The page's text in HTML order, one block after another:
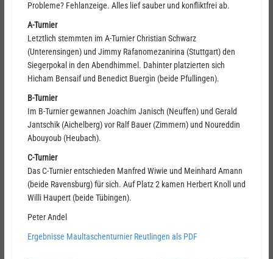
Probleme? Fehlanzeige. Alles lief sauber und konfliktfrei ab.
A-Turnier
Letztlich stemmten im A-Turnier Christian Schwarz
(Unterensingen) und Jimmy Rafanomezanirina (Stuttgart) den
Siegerpokal in den Abendhimmel. Dahinter platzierten sich
Hicham Bensaif und Benedict Buergin (beide Pfullingen).
B-Turnier
Im B-Turnier gewannen Joachim Janisch (Neuffen) und Gerald
Jantschik (Aichelberg) vor Ralf Bauer (Zimmern) und Noureddin
Abouyoub (Heubach).
C-Turnier
Das C-Turnier entschieden Manfred Wiwie und Meinhard Amann
(beide Ravensburg) für sich. Auf Platz 2 kamen Herbert Knoll und
Willi Haupert (beide Tübingen).
Peter Andel
Ergebnisse Maultaschenturnier Reutlingen als PDF